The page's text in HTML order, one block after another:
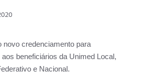
novo credenciamento para
beneficiários da Unimed Local,
e Nacional.